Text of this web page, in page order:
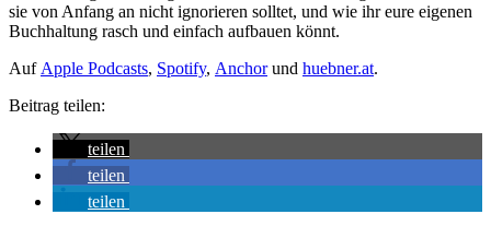
sie von Anfang an nicht ignorieren solltet, und wie ihr eure eigenen
Buchhaltung rasch und einfach aufbauen könnt.
Auf Apple Podcasts, Spotify, Anchorund huebner.at.
Beitrag teilen:
teilen
teilen
teilen